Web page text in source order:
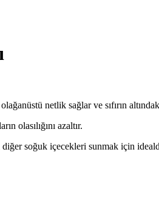
netlik sağlar ve sıfırın
olasılığını azaltır.
soğuk içecekleri sunmak için